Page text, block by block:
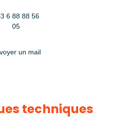
6 88 88 56
05
un mail
techniques